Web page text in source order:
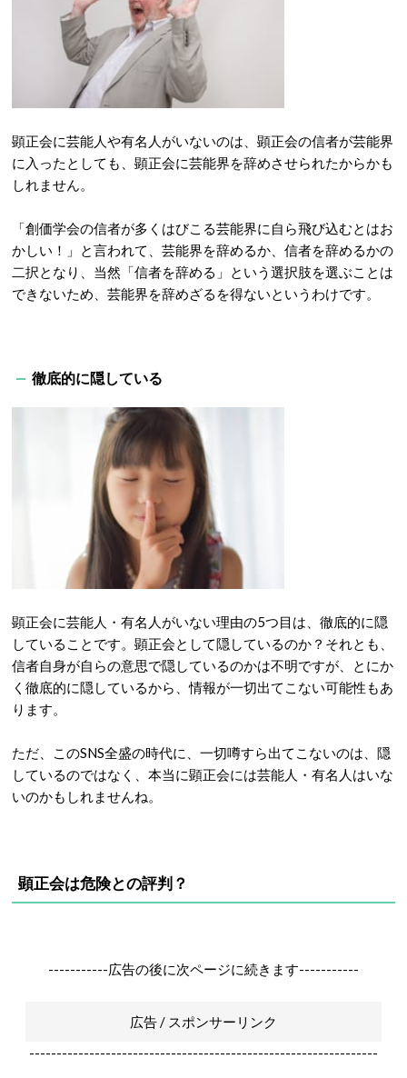
顕正会に芸能人や有名人がいないのは、顕正会の信者が芸能界
に入ったとしても、顕正会に芸能界を辞めさせられたからかも
しれません。
「創価学会の信者が多くはびこる芸能界に自ら飛び込むとはお
かしい！」と言われて、芸能界を辞めるか、信者を辞めるかの
二択となり、当然「信者を辞める」という選択肢を選ぶことは
できないため、芸能界を辞めざるを得ないというわけです。
徹底的に隠している
顕正会に芸能人・有名人がいない理由の5つ目は、徹底的に隠
していることです。顕正会として隠しているのか？それとも、
信者自身が自らの意思で隠しているのかは不明ですが、とにか
く徹底的に隠しているから、情報が一切出てこない可能性もあ
ります。
ただ、このSNS全盛の時代に、一切噂すら出てこないのは、隠
しているのではなく、本当に顕正会には芸能人・有名人はいな
いのかもしれませんね。
顕正会は危険との評判？
-----------広告の後に次ページに続きます-----------
広告 / スポンサーリンク
----------------------------------------------------------------